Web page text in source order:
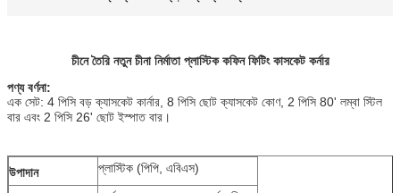
চীনে তৈরি নতুন চীনা নির্মাতা প্লাস্টিক কফিন ফিটিং কাসকেট কর্নার
পণ্য বর্ণনা:
এক সেট: 4 পিসি বড় ক্যাসকেট কার্নার, 8 পিসি ছোট ক্যাসকেট কোণ, 2 পিসি 80' লম্বা স্টিল
বার এবং 2 পিসি 26' ছোট ইস্পাত বার।
উপাদান প্লাস্টিক (পিপি, এবিএস)